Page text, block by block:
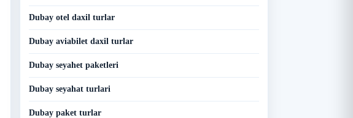
Dubay otel daxil turlar
Dubay aviabilet daxil turlar
Dubay seyahet paketleri
Dubay seyahat turlari
Dubay paket turlar